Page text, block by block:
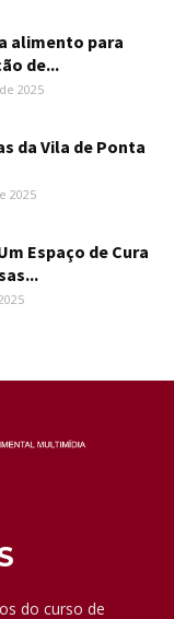
alimento para
de...
2025
da Vila de Ponta
2025
Espaço de Cura
do curso de